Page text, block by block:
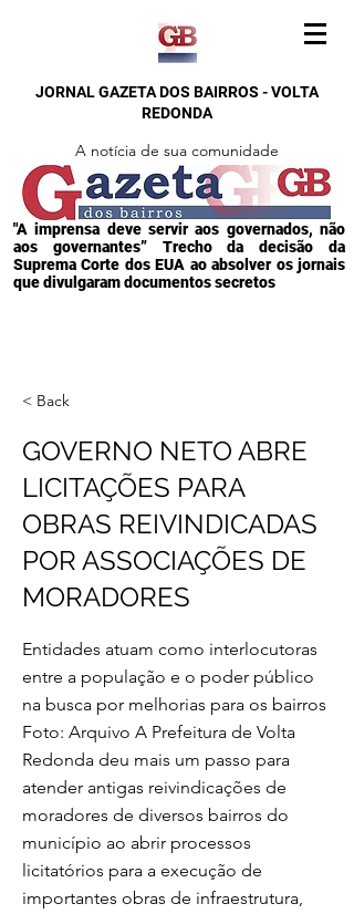
JORNAL GAZETA DOS BAIRROS - VOLTA
REDONDA
A notícia de sua comunidade
"A imprensa deve servir aos governados, não
aos governantes” Trecho da decisão da
Suprema Corte dos EUA ao absolver os jornais
que divulgaram documentos secretos
< Back
GOVERNO NETO ABRE
LICITAÇÕES PARA
OBRAS REIVINDICADAS
POR ASSOCIAÇÕES DE
MORADORES
Entidades atuam como interlocutoras
entre a população e o poder público
na busca por melhorias para os bairros
Foto: Arquivo A Prefeitura de Volta
Redonda deu mais um passo para
atender antigas reivindicações de
moradores de diversos bairros do
município ao abrir processos
licitatórios para a execução de
importantes obras de infraestrutura,